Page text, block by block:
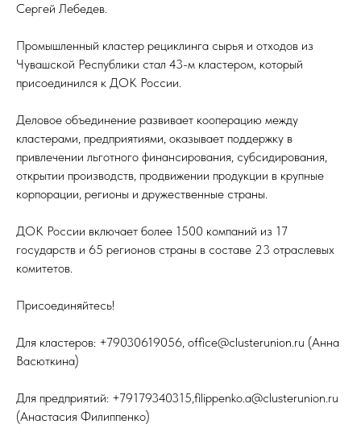
Сергей Лебедев.
Промышленный кластер рециклинга сырья и отходов из
Чувашской Республики стал 43-м кластером, который
присоединился к ДОК России.
Деловое объединение развивает кооперацию между
кластерами, предприятиями, оказывает поддержку в
привлечении льготного финансирования, субсидирования,
открытии производств, продвижении продукции в крупные
корпорации, регионы и дружественные страны.
ДОК России включает более 1500 компаний из 17
государств и 65 регионов страны в составе 23 отраслевых
комитетов.
Присоединяйтесь!
Для кластеров: +79030619056, office@clusterunion.ru (Анна
Васюткина)
Для предприятий: +79179340315,filippenko.a@clusterunion.ru
(Анастасия Филиппенко)